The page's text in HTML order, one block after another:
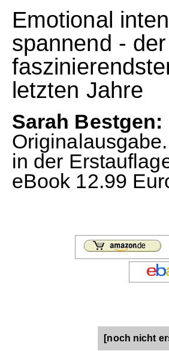
Emotional
spannend -
letzten Jahre
Sarah
in der
eBook 12.99
[noch nicht